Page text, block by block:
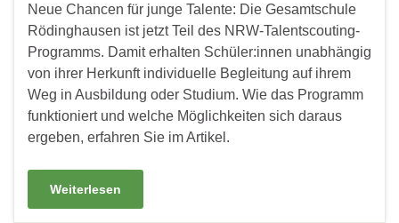
Neue Chancen für junge Talente: Die Gesamtschule
Rödinghausen ist jetzt Teil des NRW-Talentscouting-
Programms. Damit erhalten Schüler:innen unabhängig
von ihrer Herkunft individuelle Begleitung auf ihrem
Weg in Ausbildung oder Studium. Wie das Programm
funktioniert und welche Möglichkeiten sich daraus
ergeben, erfahren Sie im Artikel.
Weiterlesen